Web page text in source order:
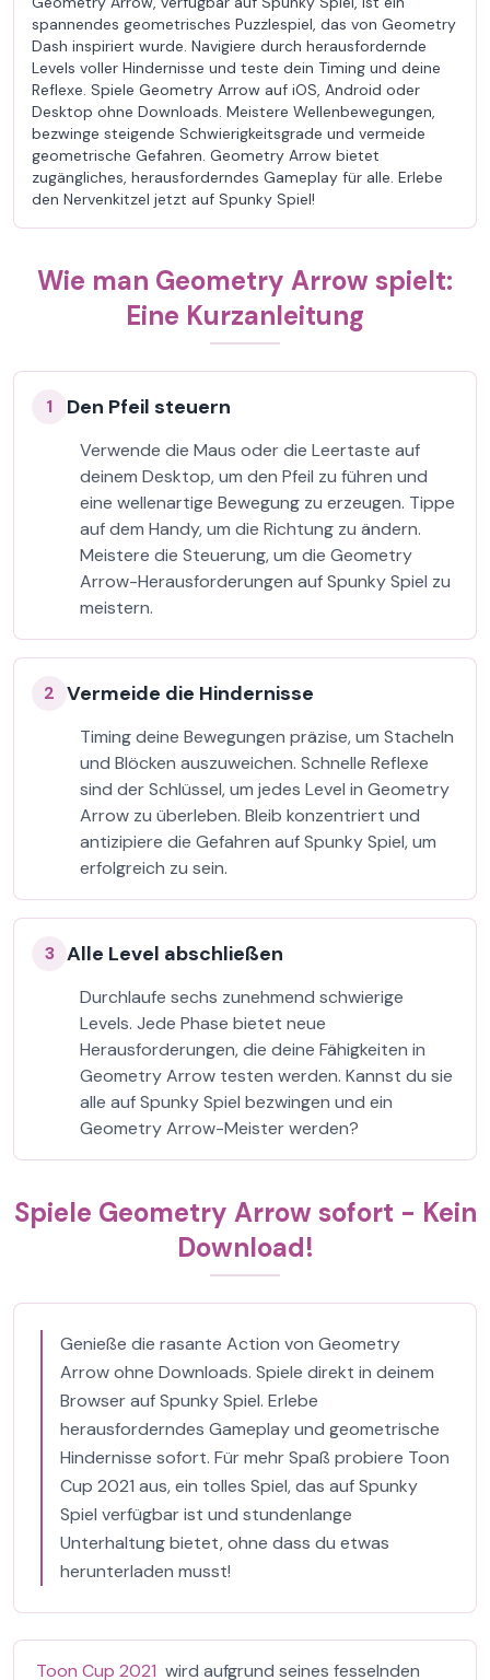
spannendes geometrisches Puzzlespiel, das von Geometry
Dash inspiriert wurde. Navigiere durch herausfordernde
Levels voller Hindernisse und teste dein Timing und deine
Reflexe. Spiele Geometry Arrow auf iOS, Android oder
Desktop ohne Downloads. Meistere Wellenbewegungen,
bezwinge steigende Schwierigkeitsgrade und vermeide
geometrische Gefahren. Geometry Arrow bietet
zugängliches, herausforderndes Gameplay für alle. Erlebe
den Nervenkitzel jetzt auf Spunky Spiel!
Wie man Geometry Arrow spielt:
Eine Kurzanleitung
1 Den Pfeil steuern
Verwende die Maus oder die Leertaste auf
deinem Desktop, um den Pfeil zu führen und
eine wellenartige Bewegung zu erzeugen. Tippe
auf dem Handy, um die Richtung zu ändern.
Meistere die Steuerung, um die Geometry
Arrow-Herausforderungen auf Spunky Spiel zu
meistern.
2 Vermeide die Hindernisse
Timing deine Bewegungen präzise, um Stacheln
und Blöcken auszuweichen. Schnelle Reflexe
sind der Schlüssel, um jedes Level in Geometry
Arrow zu überleben. Bleib konzentriert und
antizipiere die Gefahren auf Spunky Spiel, um
erfolgreich zu sein.
3 Alle Level abschließen
Durchlaufe sechs zunehmend schwierige
Levels. Jede Phase bietet neue
Herausforderungen, die deine Fähigkeiten in
Geometry Arrow testen werden. Kannst du sie
alle auf Spunky Spiel bezwingen und ein
Geometry Arrow-Meister werden?
Spiele Geometry Arrow sofort - Kein
Download!
Genieße die rasante Action von Geometry
Arrow ohne Downloads. Spiele direkt in deinem
Browser auf Spunky Spiel. Erlebe
herausforderndes Gameplay und geometrische
Hindernisse sofort. Für mehr Spaß probiere Toon
Cup 2021 aus, ein tolles Spiel, das auf Spunky
Spiel verfügbar ist und stundenlange
Unterhaltung bietet, ohne dass du etwas
herunterladen musst!
Toon Cup 2021 wird aufgrund seines fesselnden